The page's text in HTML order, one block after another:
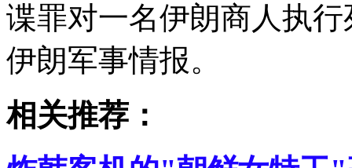
谍罪对一名伊朗商人执
伊朗军事情报。
相关推荐：